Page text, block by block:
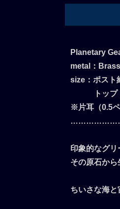
Planetary
metal：
size：ポスト
トップ タ
※片耳（0.5ペ
印象的なグリ
その原石から
ちいさな海と